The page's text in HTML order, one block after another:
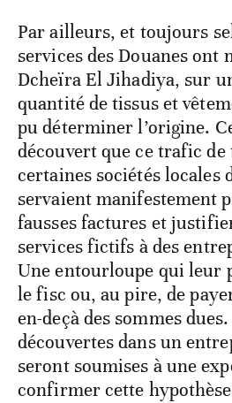
Par ailleurs, et toujours
services des Douanes ont
Dcheïra El Jihadiya, sur
quantité de tissus et
pu déterminer l’origine.
découvert que ce trafic
certaines sociétés locales
servaient manifestement
fausses factures et
services fictifs à des
Une entourloupe qui leur
le fisc ou, au pire, de
en-deçà des sommes
découvertes dans un
seront soumises à une
confirmer cette